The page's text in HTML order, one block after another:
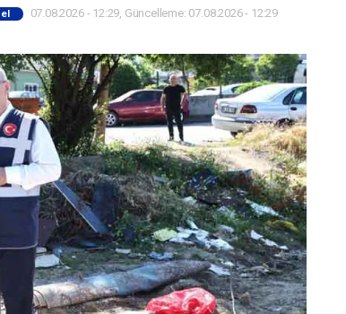
07.08.2026 - 12:29, Güncelleme: 07.08.2026 - 12:29